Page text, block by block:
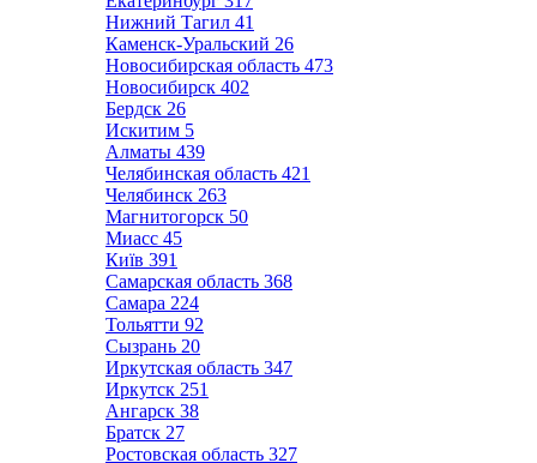
Нижний Тагил 41
Каменск-Уральский 26
Новосибирская область 473
Новосибирск 402
Бердск 26
Искитим 5
Алматы 439
Челябинская область 421
Челябинск 263
Магнитогорск 50
Миасс 45
Київ 391
Самарская область 368
Самара 224
Тольятти 92
Сызрань 20
Иркутская область 347
Иркутск 251
Ангарск 38
Братск 27
Ростовская область 327